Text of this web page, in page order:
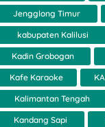
Jengglong Timur
kabupaten Kalilusi
Kadin Grobogan
Kafe Karaoke
Kalimantan Tengah
Kandang Sapi